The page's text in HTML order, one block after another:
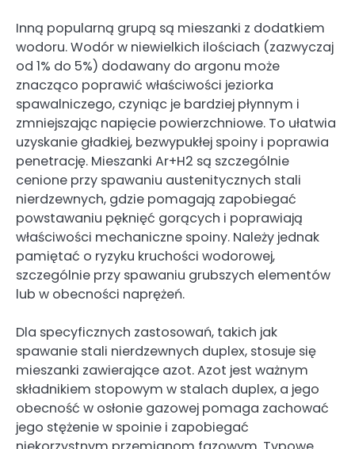
Inną popularną grupą są mieszanki z dodatkiem
wodoru. Wodór w niewielkich ilościach (zazwyczaj
od 1% do 5%) dodawany do argonu może
znacząco poprawić właściwości jeziorka
spawalniczego, czyniąc je bardziej płynnym i
zmniejszając napięcie powierzchniowe. To ułatwia
uzyskanie gładkiej, bezwypukłej spoiny i poprawia
penetrację. Mieszanki Ar+H2 są szczególnie
cenione przy spawaniu austenitycznych stali
nierdzewnych, gdzie pomagają zapobiegać
powstawaniu pęknięć gorących i poprawiają
właściwości mechaniczne spoiny. Należy jednak
pamiętać o ryzyku kruchości wodorowej,
szczególnie przy spawaniu grubszych elementów
lub w obecności naprężeń.
Dla specyficznych zastosowań, takich jak
spawanie stali nierdzewnych duplex, stosuje się
mieszanki zawierające azot. Azot jest ważnym
składnikiem stopowym w stalach duplex, a jego
obecność w osłonie gazowej pomaga zachować
jego stężenie w spoinie i zapobiegać